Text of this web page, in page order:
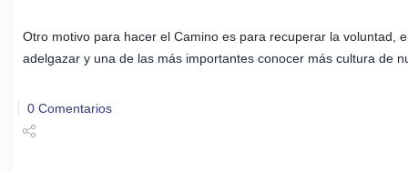
Otro motivo para hacer el Camino es para recuperar la voluntad,
adelgazar y una de las más importantes conocer más cultura de
0 Comentarios